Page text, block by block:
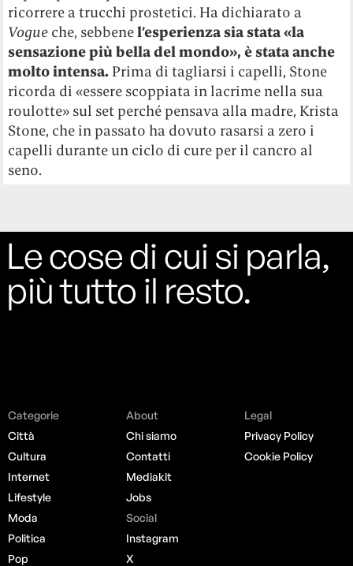
00:21
ricorrere a trucchi prostetici. Ha dichiarato a
Vogue che, sebbenel’esperienza sia stata «la
sensazione più bella del mondo», è stata anche
molto intensa. Prima di tagliarsi i capelli, Stone
ricorda di «essere scoppiata in lacrime nella sua
roulotte» sul set perché pensava alla madre, Krista
Stone, che in passato ha dovuto rasarsi a zero i
capelli durante un ciclo di cure per il cancro al
seno.
Le cose di cui si parla,
più tutto il resto.
Categorie
Città
Cultura
Internet
Lifestyle
Moda
Politica
Pop
About
Chi siamo
Contatti
Mediakit
Jobs
Social
Instagram
X
Legal
Privacy Policy
Cookie Policy